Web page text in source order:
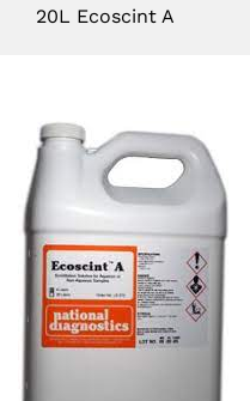
20L Ecoscint A